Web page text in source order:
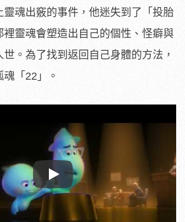
靈魂出竅的事件，他迷失到了「投胎
裡靈魂會塑造出自己的個性、怪癖與
。為了找到返回自己身體的方法，
「22」。
Play